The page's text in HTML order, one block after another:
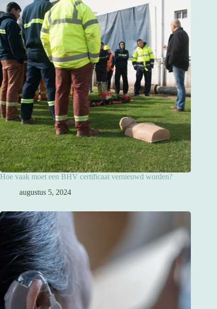
Hoe vaak moet een BHV certificaat vernieuwd worden?
augustus 5, 2024